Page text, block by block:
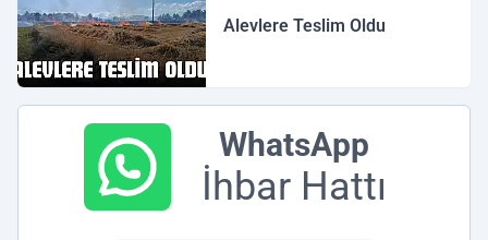
Alevlere Teslim Oldu
WhatsApp
İhbar Hattı